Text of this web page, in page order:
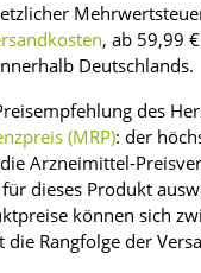
, ab 59,99
Deutschlands.
des
(MRP): der
Arzneimittel-
dieses Produkt
können sich
Rangfolge der